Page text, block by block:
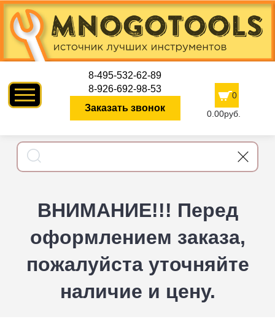
8-495-532-62-89
8-926-692-98-53
Заказать звонок
0
0.00руб.
ВНИМАНИЕ!!! Перед
оформлением заказа,
пожалуйста уточняйте
наличие и цену.